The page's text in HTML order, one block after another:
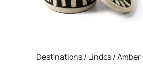
Destinations / Lindos / Amber